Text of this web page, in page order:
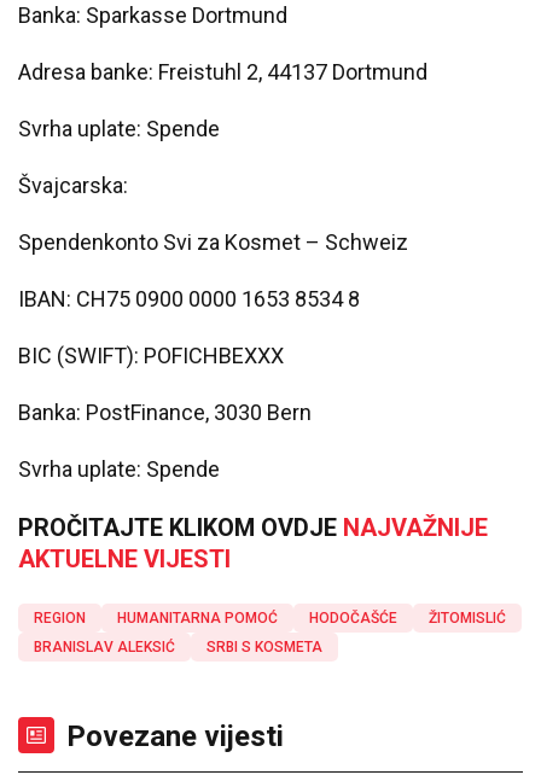
Banka: Sparkasse Dortmund
Adresa banke: Freistuhl 2, 44137 Dortmund
Svrha uplate: Spende
Švajcarska:
Spendenkonto Svi za Kosmet – Schweiz
IBAN: CH75 0900 0000 1653 8534 8
BIC (SWIFT): POFICHBEXXX
Banka: PostFinance, 3030 Bern
Svrha uplate: Spende
PROČITAJTE KLIKOM OVDJE NAJVAŽNIJE
AKTUELNE VIJESTI
REGION HUMANITARNA POMOĆ HODOČAŠĆE
ŽITOMISLIĆ
BRANISLAV ALEKSIĆ
SRBI S KOSMETA
Povezane vijesti